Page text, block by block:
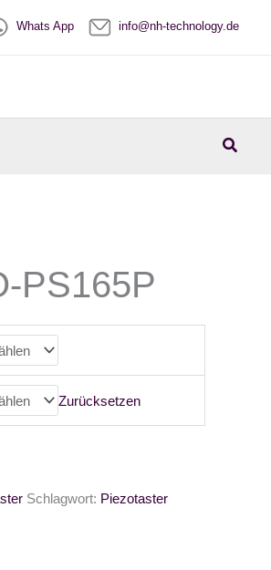
Whats App info@nh-technology.de
PS165P
Zurücksetzen
Schlagwort: Piezotaster